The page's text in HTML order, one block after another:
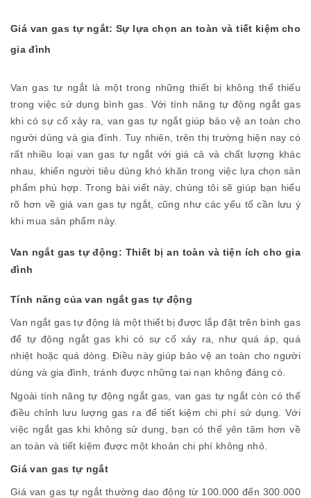
Giá van gas tự ngắt: Sự lựa chọn an toàn và tiết kiệm cho
gia đình
Van gas tự ngắt là một trong những thiết bị không thể thiếu
trong việc sử dụng bình gas. Với tính năng tự động ngắt gas
khi có sự cố xảy ra, van gas tự ngắt giúp bảo vệ an toàn cho
người dùng và gia đình. Tuy nhiên, trên thị trường hiện nay có
rất nhiều loại van gas tự ngắt với giá cả và chất lượng khác
nhau, khiến người tiêu dùng khó khăn trong việc lựa chọn sản
phẩm phù hợp. Trong bài viết này, chúng tôi sẽ giúp bạn hiểu
rõ hơn về giá van gas tự ngắt, cũng như các yếu tố cần lưu ý
khi mua sản phẩm này.
Van ngắt gas tự động: Thiết bị an toàn và tiện ích cho gia
đình
Tính năng của van ngắt gas tự động
Van ngắt gas tự động là một thiết bị được lắp đặt trên bình gas
để tự động ngắt gas khi có sự cố xảy ra, như quá áp, quá
nhiệt hoặc quá dòng. Điều này giúp bảo vệ an toàn cho người
dùng và gia đình, tránh được những tai nạn không đáng có.
Ngoài tính năng tự động ngắt gas, van gas tự ngắt còn có thể
điều chỉnh lưu lượng gas ra để tiết kiệm chi phí sử dụng. Với
việc ngắt gas khi không sử dụng, bạn có thể yên tâm hơn về
an toàn và tiết kiệm được một khoản chi phí không nhỏ.
Giá van gas tự ngắt
Giá van gas tự ngắt thường dao động từ 100.000 đến 300.000